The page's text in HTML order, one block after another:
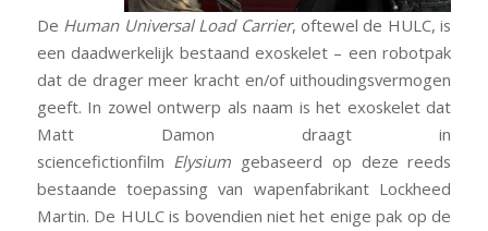
De Human Universal Load Carrier, oftewel de HULC, is
een daadwerkelijk bestaand exoskelet – een robotpak
dat de drager meer kracht en/of uithoudingsvermogen
geeft. In zowel ontwerp als naam is het exoskelet dat
Matt Damon draagt in
sciencefictionfilm Elysium gebaseerd op deze reeds
bestaande toepassing van wapenfabrikant Lockheed
Martin. De HULC is bovendien niet het enige pak op de